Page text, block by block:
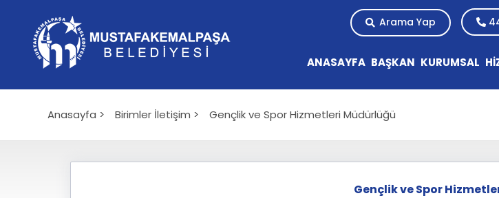
Arama Yap
ANASAYFA BAŞKAN KURUMSAL
Anasayfa > Birimler İletişim > Gençlik ve Spor Hizmetleri Müdürlüğü
Gençlik ve Spor